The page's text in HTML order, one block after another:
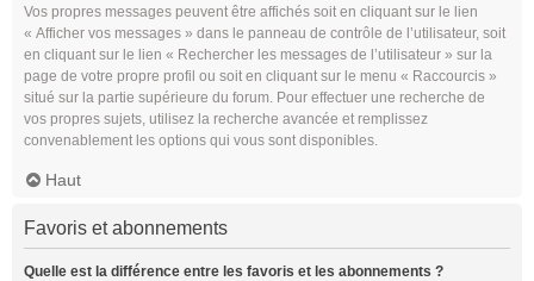
Vos propres messages peuvent être affichés soit en cliquant sur le lien
« Afficher vos messages » dans le panneau de contrôle de l’utilisateur, soit
en cliquant sur le lien « Rechercher les messages de l’utilisateur » sur la
page de votre propre profil ou soit en cliquant sur le menu « Raccourcis »
situé sur la partie supérieure du forum. Pour effectuer une recherche de
vos propres sujets, utilisez la recherche avancée et remplissez
convenablement les options qui vous sont disponibles.
Haut
Favoris et abonnements
Quelle est la différence entre les favoris et les abonnements ?